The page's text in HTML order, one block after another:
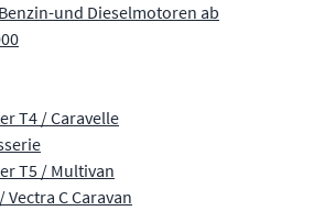
und Dieselmotoren ab
T4 / Caravelle
T5 / Multivan
C Caravan